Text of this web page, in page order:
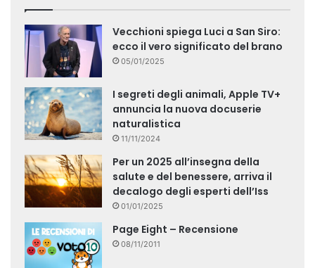
Vecchioni spiega Luci a San Siro:
ecco il vero significato del brano
05/01/2025
I segreti degli animali, Apple TV+
annuncia la nuova docuserie
naturalistica
11/11/2024
Per un 2025 all’insegna della
salute e del benessere, arriva il
decalogo degli esperti dell’Iss
01/01/2025
Page Eight – Recensione
08/11/2011